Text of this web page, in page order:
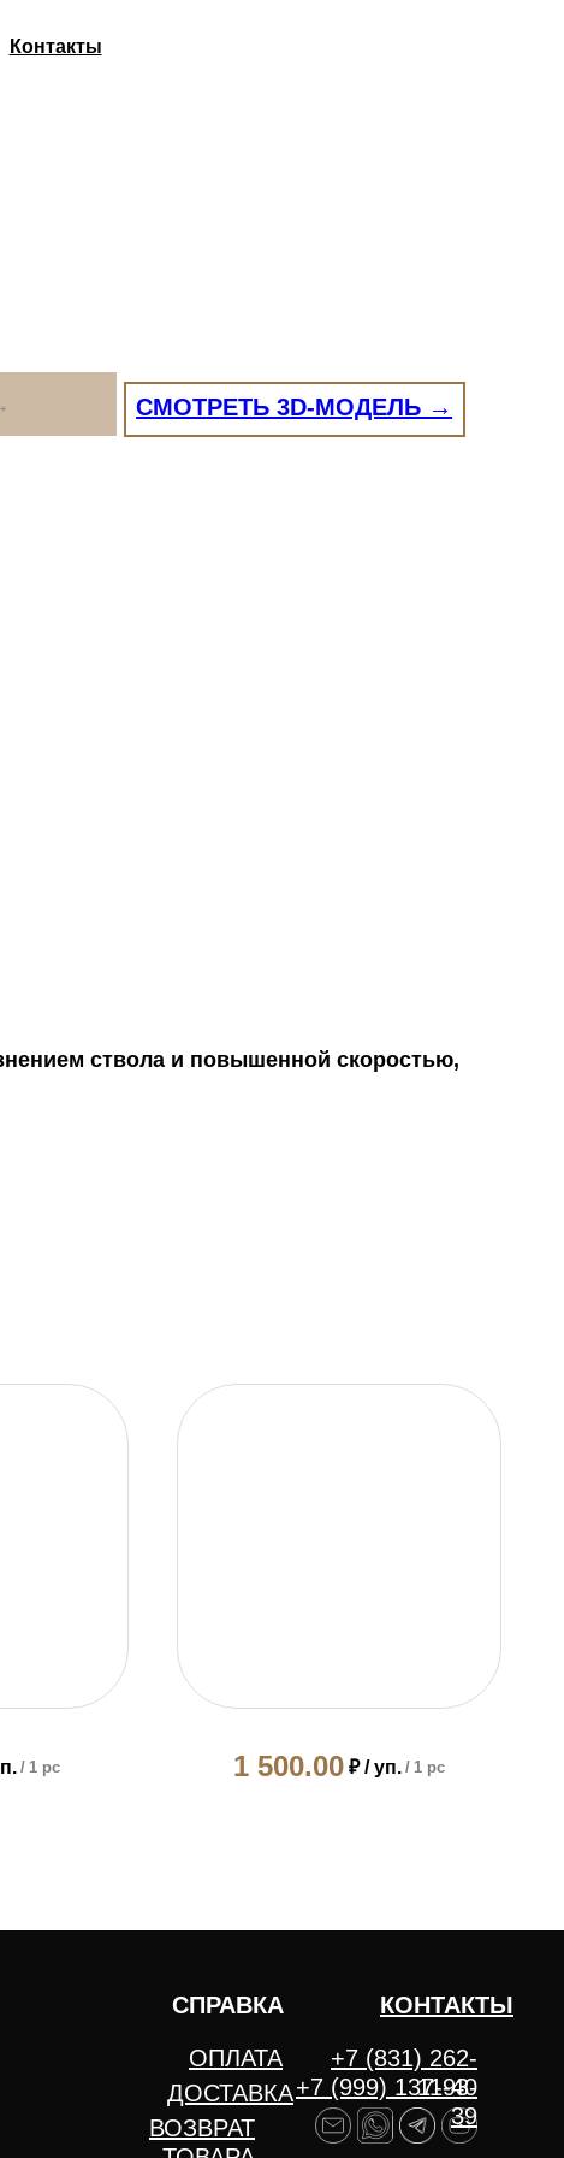
СМОТРЕТЬ 3D-МОДЕЛЬ →
ствола и повышенной скоростью,
/ 1 pc 1 500.00 ₽ / уп. / 1 pc
ВОЗВРАТ
ДОСТАВКА
ОПЛАТА
СПРАВКА
КОНТАКТЫ
+7 (831) 262-
11-40
+7 (999) 137-93-
39